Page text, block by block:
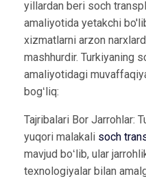
yillardan beri soch
amaliyotida yetakchi
xizmatlarni arzon
mashhurdir. Turkiyaning
amaliyotidagi
bogʻliq:
Tajribalari Bor Jarrohlar:
yuqori malakali soch
mavjud boʻlib, ular
texnologiyalar bilan